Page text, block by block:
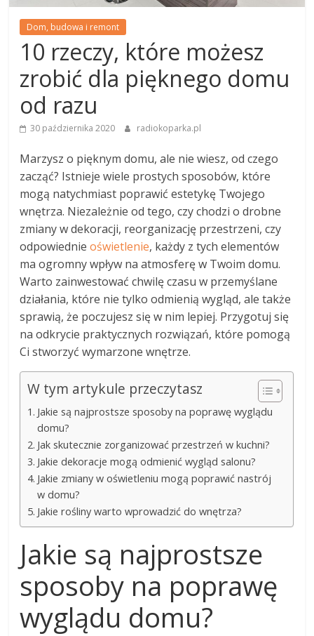
Dom, budowa i remont
10 rzeczy, które możesz
zrobić dla pięknego domu
od razu
30 października 2020 radiokoparka.pl
Marzysz o pięknym domu, ale nie wiesz, od czego
zacząć? Istnieje wiele prostych sposobów, które
mogą natychmiast poprawić estetykę Twojego
wnętrza. Niezależnie od tego, czy chodzi o drobne
zmiany w dekoracji, reorganizację przestrzeni, czy
odpowiednieoświetlenie, każdy z tych elementów
ma ogromny wpływ na atmosferę w Twoim domu.
Warto zainwestować chwilę czasu w przemyślane
działania, które nie tylko odmienią wygląd, ale także
sprawią, że poczujesz się w nim lepiej. Przygotuj się
na odkrycie praktycznych rozwiązań, które pomogą
Ci stworzyć wymarzone wnętrze.
W tym artykule przeczytasz
Jakie są najprostsze sposoby na poprawę wyglądu
domu?
Jak skutecznie zorganizować przestrzeń w kuchni?
Jakie dekoracje mogą odmienić wygląd salonu?
Jakie zmiany w oświetleniu mogą poprawić nastrój
w domu?
Jakie rośliny warto wprowadzić do wnętrza?
Jakie są najprostsze
sposoby na poprawę
wyglądu domu?